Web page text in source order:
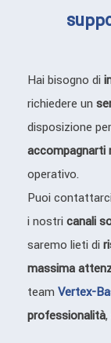
Hai bisogno di
richiedere un
disposizione per
accompagnarti
operativo.
Puoi
i nostricanali
saremo lieti di
massima
team Vertex-
professionalità,